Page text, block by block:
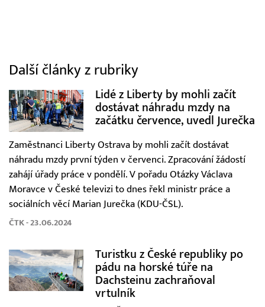
Další články z rubriky
Lidé z Liberty by mohli začít
dostávat náhradu mzdy na
začátku července, uvedl Jurečka
Zaměstnanci Liberty Ostrava by mohli začít dostávat
náhradu mzdy první týden v červenci. Zpracování žádostí
zahájí úřady práce v pondělí. V pořadu Otázky Václava
Moravce v České televizi to dnes řekl ministr práce a
sociálních věcí Marian Jurečka (KDU-ČSL).
ČTK - 23.06.2024
Turistku z České republiky po
pádu na horské túře na
Dachsteinu zachraňoval
vrtulník